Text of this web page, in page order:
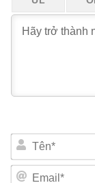
Tên*